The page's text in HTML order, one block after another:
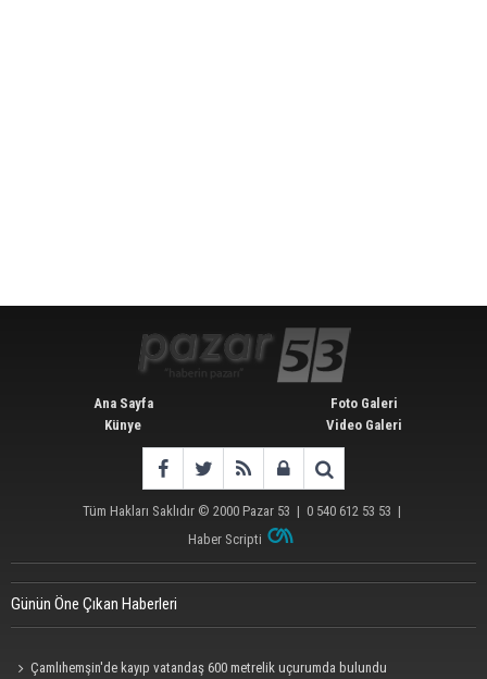
Ana Sayfa
Künye
Foto Galeri
Video Galeri
Tüm Hakları Saklıdır © 2000 Pazar 53 | 0 540 612 53 53 |
Haber Scripti
Günün Öne Çıkan Haberleri
Çamlıhemşin'de kayıp vatandaş 600 metrelik uçurumda bulundu